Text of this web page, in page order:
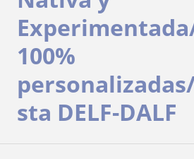
100%
sta DELF-DALF